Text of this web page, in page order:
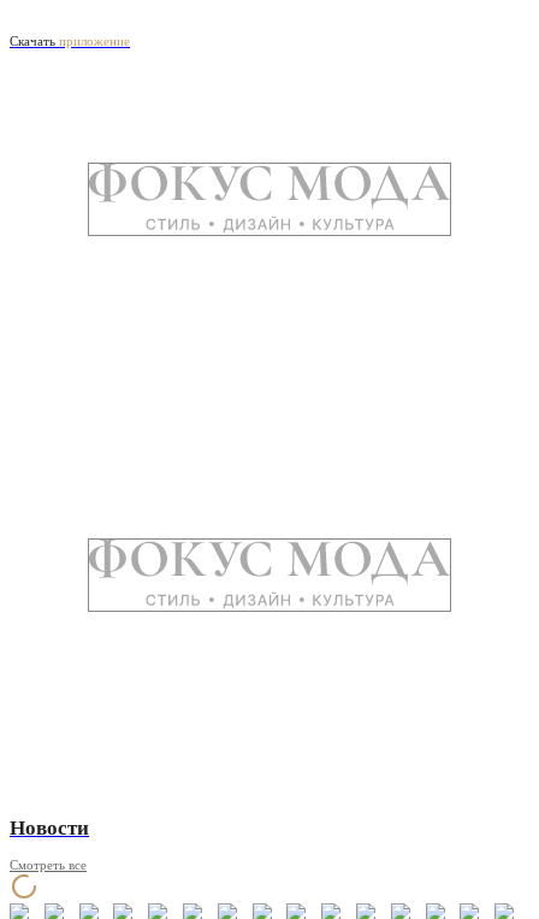
Скачать приложение
Новости
Смотреть все